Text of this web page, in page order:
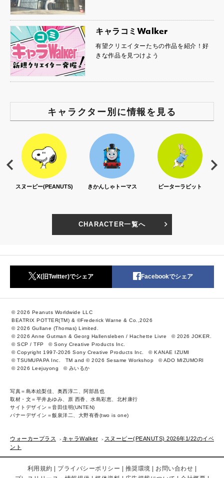
キャラコミWalker
有望クリエイターたちの作品を紹介！好
きな作品を見つけよう
キャラクター別に情報を見る
スヌーピー(PEANUTS) きかんしゃトーマス ピーターラビット
CHARACTER一覧へ
X(旧Twitter)でシェア Facebookでシェア
© 2026 Peanuts Worldwide LLC
BEATRIX POTTER(TM) & ©Frederick Warne & Co.,2026
© 2026 Gullane (Thomas) Limited.
© 2026 Anne Gutman & Georg Hallensleben / Hachette Livre
© 2026 JOKER.
© SCP / TFP
© Sony Creative Products Inc.
© Copyright 1997-2026 Sony Creative Products Inc.
© KANAE IZUMI
© TSUMUPAPA Inc.
TM and © 2026 Sesame Workshop
© ADO MIZUMORI
© 2026 Leejuyong
© みいるか
写真＝島本絵梨佳、奥西淳二、阿部昌也
取材・文＝平井あゆみ、原 西香、水島彩恵、北村康行
サイトデザイン＝音田佳明(UNTEN)
バナーデザイン＝飯泉洋二、大野有香(two is one)
ウォーカープラス キャラWalker
スヌーピー(PEANUTS) 2026年1/22のイベ
ント
利用規約 プライバシーポリシー 推奨環境
お問い合わせ